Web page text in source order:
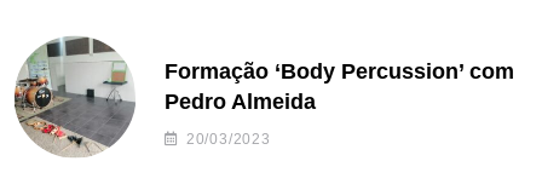
Formação ‘Body Percussion’ com
Pedro Almeida
20/03/2023